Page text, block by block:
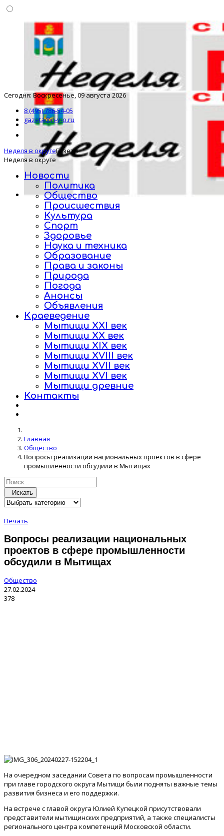
Сегодня: Воскресенье, 09 августа 2026
8 (495) 786-54-05
gazeta@n-v-o.ru
Неделя в округеГазета
Неделя в округе
Новости
Политика
Общество
Происшествия
Культура
Спорт
Здоровье
Наука и техника
Образование
Права и законы
Природа
Погода
Анонсы
Объявления
Краеведение
Мытищи XXI век
Мытищи XX век
Мытищи XIX век
Мытищи XVIII век
Мытищи XVII век
Мытищи XVI век
Мытищи древние
Контакты
Главная
Общество
Вопросы реализации национальных проектов в сфере
промышленности обсудили в Мытищах
Искать
Печать
Вопросы реализации национальных
проектов в сфере промышленности
обсудили в Мытищах
Общество
27.02.2024
378
На очередном заседании Совета по вопросам промышленности
при главе городского округа Мытищи были подняты важные темы
развития бизнеса и его поддержки.
На встрече с главой округа Юлией Купецкой присутствовали
представители мытищинских предприятий, а также специалисты
регионального центра компетенций Московской области.